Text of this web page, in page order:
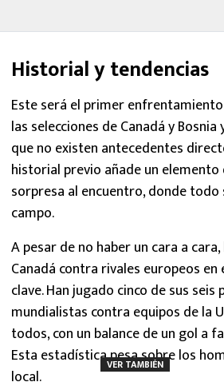
Historial y tendencias
Este será el primer
las selecciones de Canadá y
que no existen antecedentes
historial previo añade un
sorpresa al encuentro, donde todo
campo.
A pesar de no haber un cara a
Canadá contra rivales europeos
clave. Han jugado cinco de sus
mundialistas contra equipos de la
todos, con un balance de un gol a
Esta estadística pesa sobre los
local.
VER TAMBIÉN